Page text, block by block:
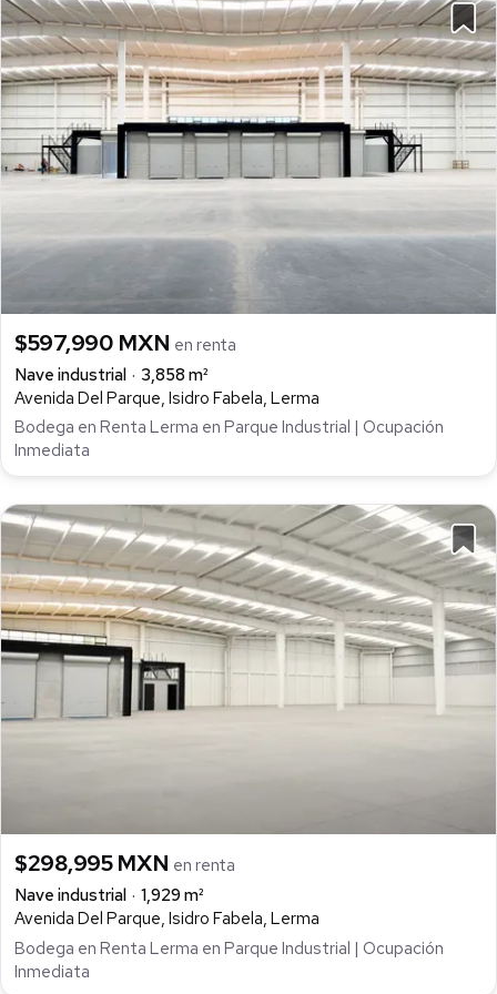
$597,990 MXN en renta
Nave industrial
3,858 m²
Avenida Del Parque, Isidro Fabela, Lerma
Bodega en Renta Lerma en Parque Industrial | Ocupación
Inmediata
$298,995 MXN en renta
Nave industrial
1,929 m²
Avenida Del Parque, Isidro Fabela, Lerma
Bodega en Renta Lerma en Parque Industrial | Ocupación
Inmediata